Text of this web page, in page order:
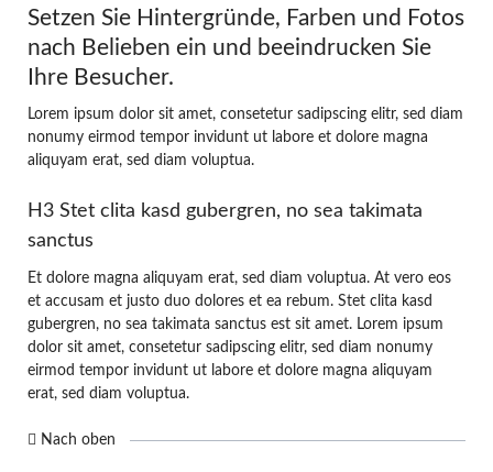
Setzen Sie Hintergründe, Farben und Fotos
nach Belieben ein und beeindrucken Sie
Ihre Besucher.
Lorem ipsum dolor sit amet, consetetur sadipscing elitr, sed diam
nonumy eirmod tempor invidunt ut labore et dolore magna
aliquyam erat, sed diam voluptua.
H3 Stet clita kasd gubergren, no sea takimata
sanctus
Et dolore magna aliquyam erat, sed diam voluptua. At vero eos
et accusam et justo duo dolores et ea rebum. Stet clita kasd
gubergren, no sea takimata sanctus est sit amet. Lorem ipsum
dolor sit amet, consetetur sadipscing elitr, sed diam nonumy
eirmod tempor invidunt ut labore et dolore magna aliquyam
erat, sed diam voluptua.
Nach oben